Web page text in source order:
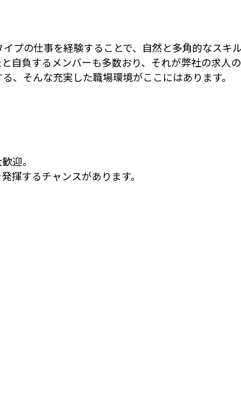
の仕事を経験することで、自然と多角的なスキル
負するメンバーも多数おり、それが弊社の求人の
、そんな充実した職場環境がここにはあります。
迎。
揮するチャンスがあります。